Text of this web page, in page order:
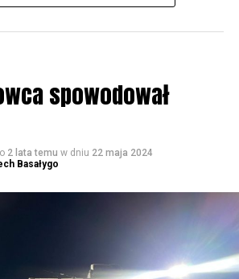
Publiczna Gminy Wolin, Parafia
Woliniespowodował
2 lata temu w dniu 22 maja 2024
Basałygo